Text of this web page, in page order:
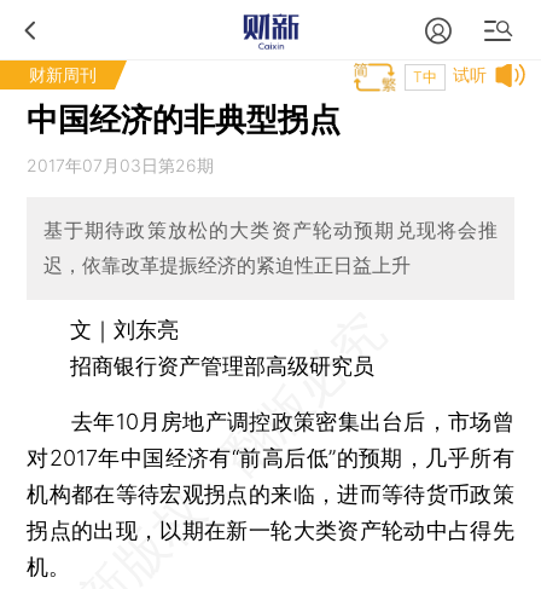
财新周刊 试听
T中
中国经济的非典型拐点
2017年07月03日第26期
基于期待政策放松的大类资产轮动预期兑现将会推
迟，依靠改革提振经济的紧迫性正日益上升
文｜刘东亮
招商银行资产管理部高级研究员
去年10月房地产调控政策密集出台后，市场曾
对2017年中国经济有“前高后低”的预期，几乎所有
机构都在等待宏观拐点的来临，进而等待货币政策
拐点的出现，以期在新一轮大类资产轮动中占得先
机。